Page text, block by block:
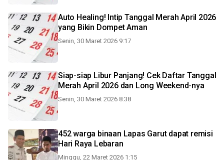
Auto Healing! Intip Tanggal Merah April 2026
yang Bikin Dompet Aman
Senin, 30 Maret 2026 9:17
Siap-siap Libur Panjang! Cek Daftar Tanggal
Merah April 2026 dan Long Weekend-nya
Senin, 30 Maret 2026 8:38
452 warga binaan Lapas Garut dapat remisi
Hari Raya Lebaran
Minggu, 22 Maret 2026 1:15